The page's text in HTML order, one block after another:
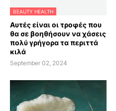
BEAUTY HEALTH
Αυτές είναι οι τροφές που
θα σε βοηθήσουν να χάσεις
πολύ γρήγορα τα περιττά
κιλά
September 02, 2024